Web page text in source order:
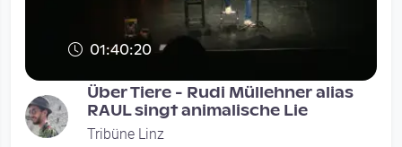
01:40:20
Über Tiere - Rudi Müllehner alias
RAUL singt animalische Lie
Tribüne Linz